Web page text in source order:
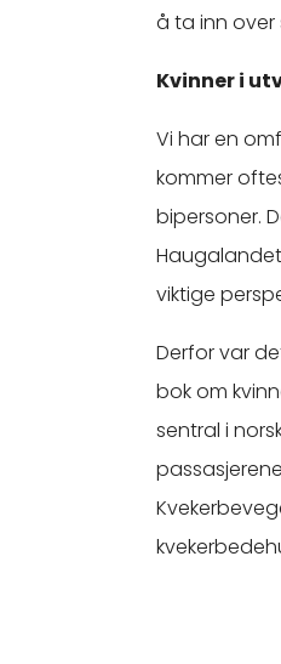
å ta inn over
Kvinner i
Vi har en
kommer
bipersoner.
viktige
Derfor var
bok om
sentral i